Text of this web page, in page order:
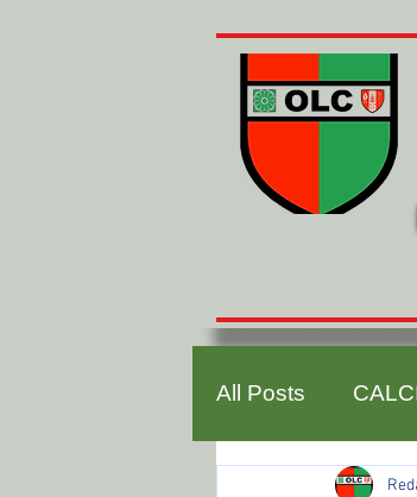
All Posts